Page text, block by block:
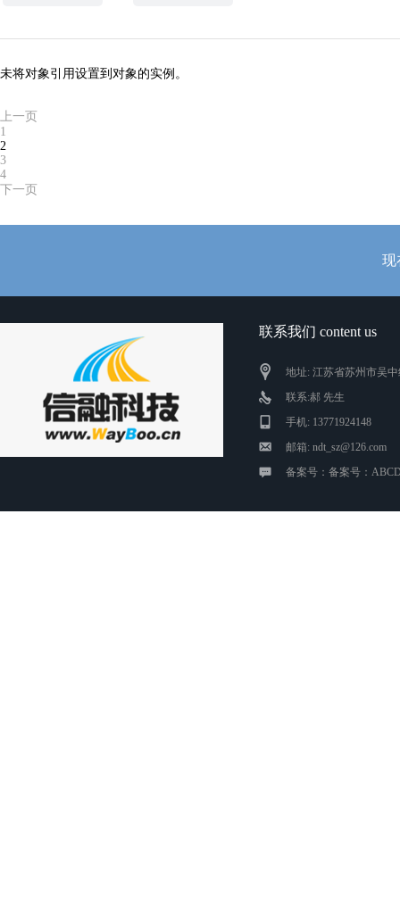
未将对象引用设置到对象的实例。
上一页
1
2
3
4
下一页
现
联系我们 content us
地址: 江苏省苏州市吴
联系:郝 先生
手机: 13771924148
邮箱: ndt_sz@126.com
备案号：备案号：